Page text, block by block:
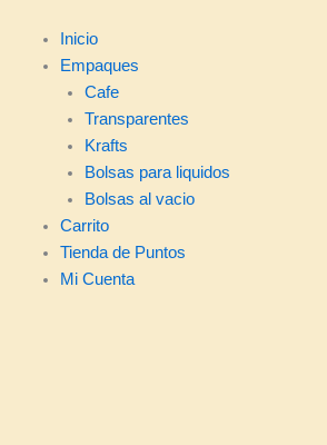
Inicio
Empaques
Cafe
Transparentes
Krafts
Bolsas para liquidos
Bolsas al vacio
Carrito
Tienda de Puntos
Mi Cuenta